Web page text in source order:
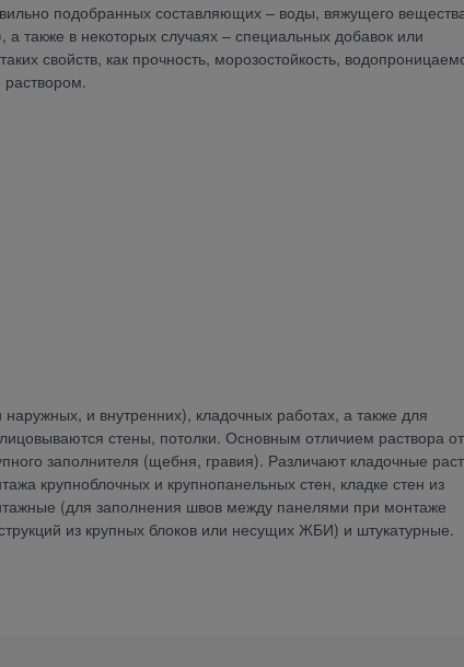
подобранных составляющих – воды, вяжущего
также в некоторых случаях – специальных добавок или
свойств, как прочность, морозостойкость,
и внутренних), кладочных работах, а также для
стены, потолки. Основным отличием раствора от
заполнителя (щебня, гравия). Различают кладочные
крупноблочных и крупнопанельных стен, кладке стен из
(для заполнения швов между панелями при монтаже
из крупных блоков или несущих ЖБИ) и штукатурные.